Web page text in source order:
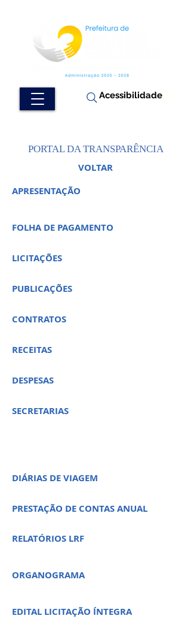
Acessibilidade
PORTAL DA TRANSPARÊNCIA
VOLTAR
APRESENTAÇÃO
FOLHA DE PAGAMENTO
LICITAÇÕES
PUBLICAÇÕES
CONTRATOS
RECEITAS
DESPESAS
SECRETARIAS
DIÁRIAS DE VIAGEM
PRESTAÇÃO DE CONTAS ANUAL
RELATÓRIOS LRF
ORGANOGRAMA
EDITAL LICITAÇÃO ÍNTEGRA